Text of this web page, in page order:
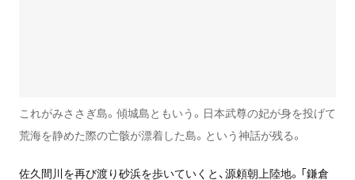
これがみささぎ島。傾城島ともいう。日本武尊の妃が身を投げて
荒海を静めた際の亡骸が漂着した島。という神話が残る。
佐久間川を再び渡り砂浜を歩いていくと、源頼朝上陸地。「鎌倉